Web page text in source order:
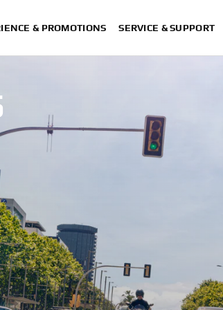
& PROMOTIONS SERVICE & SUPPORT